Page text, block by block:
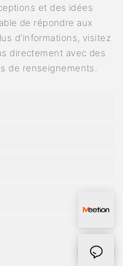
et des idées
de répondre aux
d'informations, visitez
directement avec des
de renseignements.